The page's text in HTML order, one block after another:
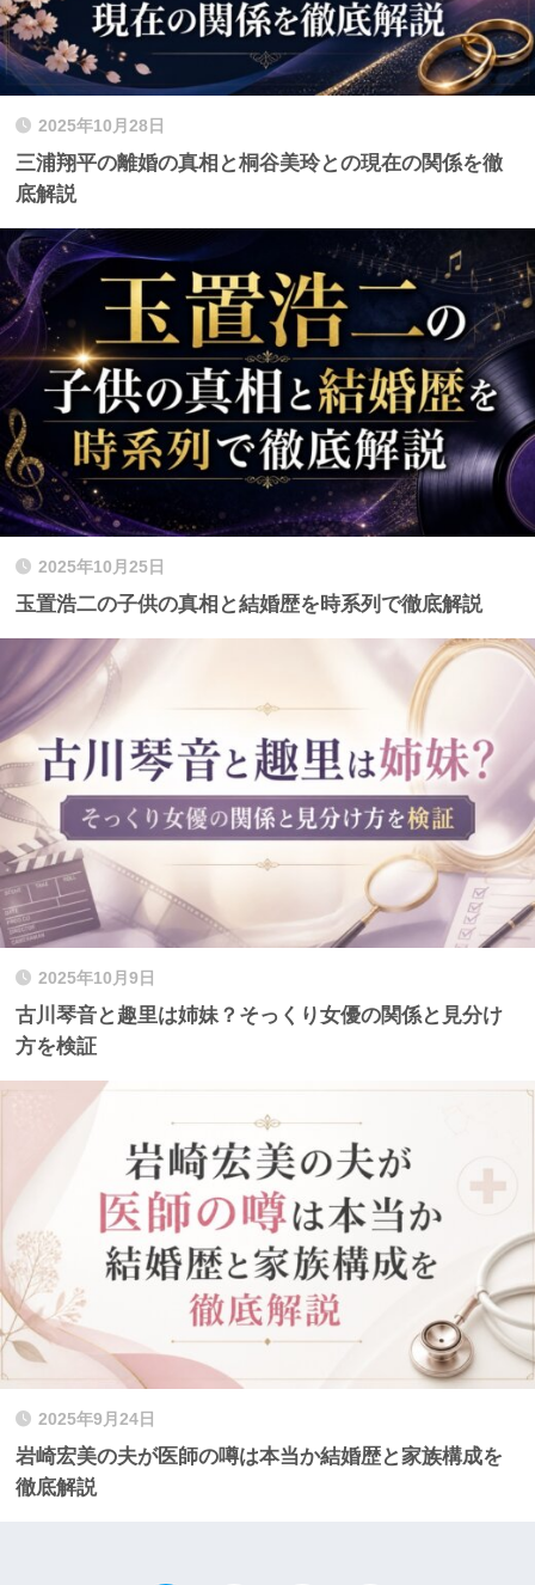
2025年10月28日
三浦翔平の離婚の真相と桐谷美玲との現在の関係を徹
底解説
2025年10月25日
玉置浩二の子供の真相と結婚歴を時系列で徹底解説
2025年10月9日
古川琴音と趣里は姉妹？そっくり女優の関係と見分け
方を検証
2025年9月24日
岩崎宏美の夫が医師の噂は本当か結婚歴と家族構成を
徹底解説